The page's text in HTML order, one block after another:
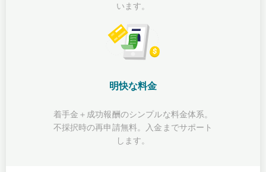
います。
明快な料金
着手金＋成功報酬のシンプルな料金体系。
不採択時の再申請無料。入金までサポート
します。